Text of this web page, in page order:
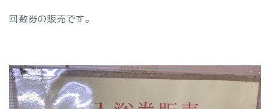
回数券の販売です。